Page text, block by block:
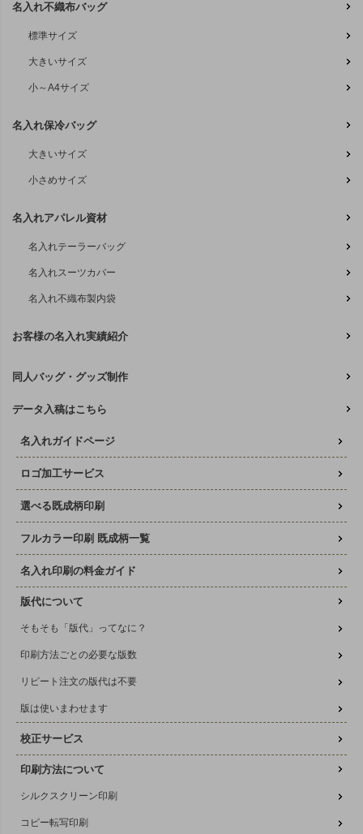
名入れ不織布バッグ
標準サイズ
大きいサイズ
小～A4サイズ
名入れ保冷バッグ
大きいサイズ
小さめサイズ
名入れアパレル資材
名入れテーラーバッグ
名入れスーツカバー
名入れ不織布製内袋
お客様の名入れ実績紹介
同人バッグ・グッズ制作
データ入稿はこちら
名入れガイドページ
ロゴ加工サービス
選べる既成柄印刷
フルカラー印刷 既成柄一覧
名入れ印刷の料金ガイド
版代について
そもそも「版代」ってなに？
印刷方法ごとの必要な版数
リピート注文の版代は不要
版は使いまわせます
校正サービス
印刷方法について
シルクスクリーン印刷
コピー転写印刷